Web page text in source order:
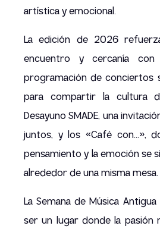
artística y emocional.
La edición de 2026
encuentro y cercanía
programación de conciertos
para compartir la cultura
Desayuno SMADE, una
juntos, y los «Café con...»,
pensamiento y la emoción se
alrededor de una misma mesa.
La Semana de Música
ser un lugar donde la pasión